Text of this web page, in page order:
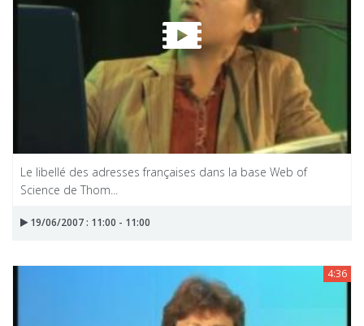
Le libellé des adresses françaises dans la base Web of
Science de Thom...
19/06/2007 : 11:00 - 11:00
4:36